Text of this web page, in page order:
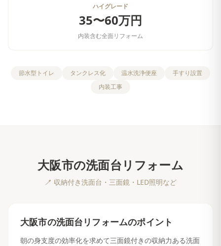
ハイグレード
35〜60万円
内装含む全面リフォーム
節水型トイレ タンクレス化 温水洗浄便座
手すり設置
内装工事
大阪市の洗面台リフォーム
🪥 収納付き洗面台・三面鏡・LED照明など
大阪市の洗面台リフォームのポイント
朝の身支度の効率化を求めて三面鏡付きの収納力ある洗面